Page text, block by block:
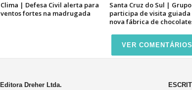
Clima | Defesa Civil alerta para
ventos fortes na madrugada
Santa Cruz do Sul | Grupo
participa de visita guiada
nova fábrica de
VER COMENTÁRIOS
Editora Dreher Ltda.